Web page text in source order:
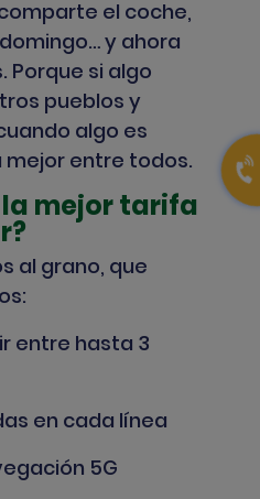
el coche,
y ahora
Porque si algo
pueblos y
algo es
mejor entre todos.
mejor tarifa
al grano, que
entre hasta 3
en cada línea
5G